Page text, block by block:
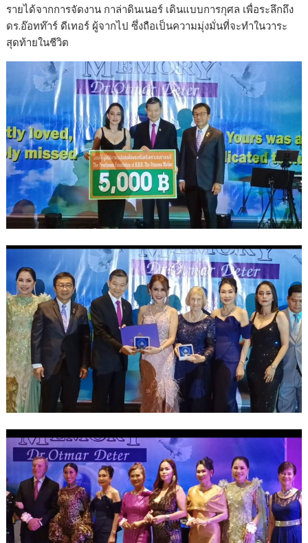
รายได้จากการจัดงาน กาล่าดินเนอร์ เดินแบบการกุศล เพื่อระลึกถึง
ดร.อ๊อทท๊าร์ ดีเทอร์ ผู้จากไป ซึ่งถือเป็นความมุ่งมั่นที่จะทำในวาระ
สุดท้ายในชีวิต